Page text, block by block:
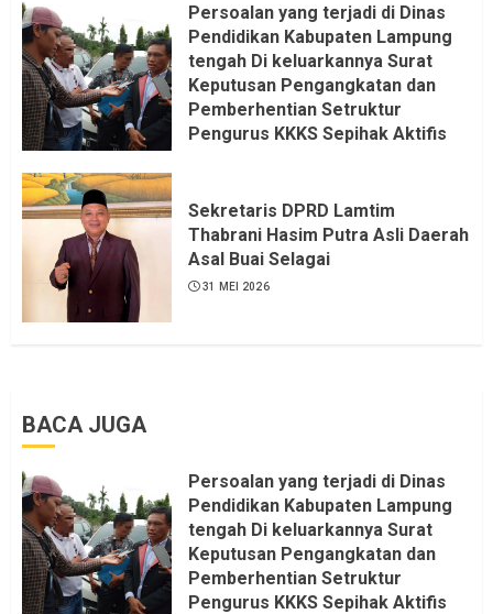
Persoalan yang terjadi di Dinas
Pendidikan Kabupaten Lampung
tengah Di keluarkannya Surat
Keputusan Pengangkatan dan
Pemberhentian Setruktur
Pengurus KKKS Sepihak Aktifis
Dapat saya pastikan penuh Unsur
KKN, dan Unsur Politik.
6 AGUSTUS 2026
Sekretaris DPRD Lamtim
Thabrani Hasim Putra Asli Daerah
Asal Buai Selagai
31 MEI 2026
BACA JUGA
Persoalan yang terjadi di Dinas
Pendidikan Kabupaten Lampung
tengah Di keluarkannya Surat
Keputusan Pengangkatan dan
Pemberhentian Setruktur
Pengurus KKKS Sepihak Aktifis